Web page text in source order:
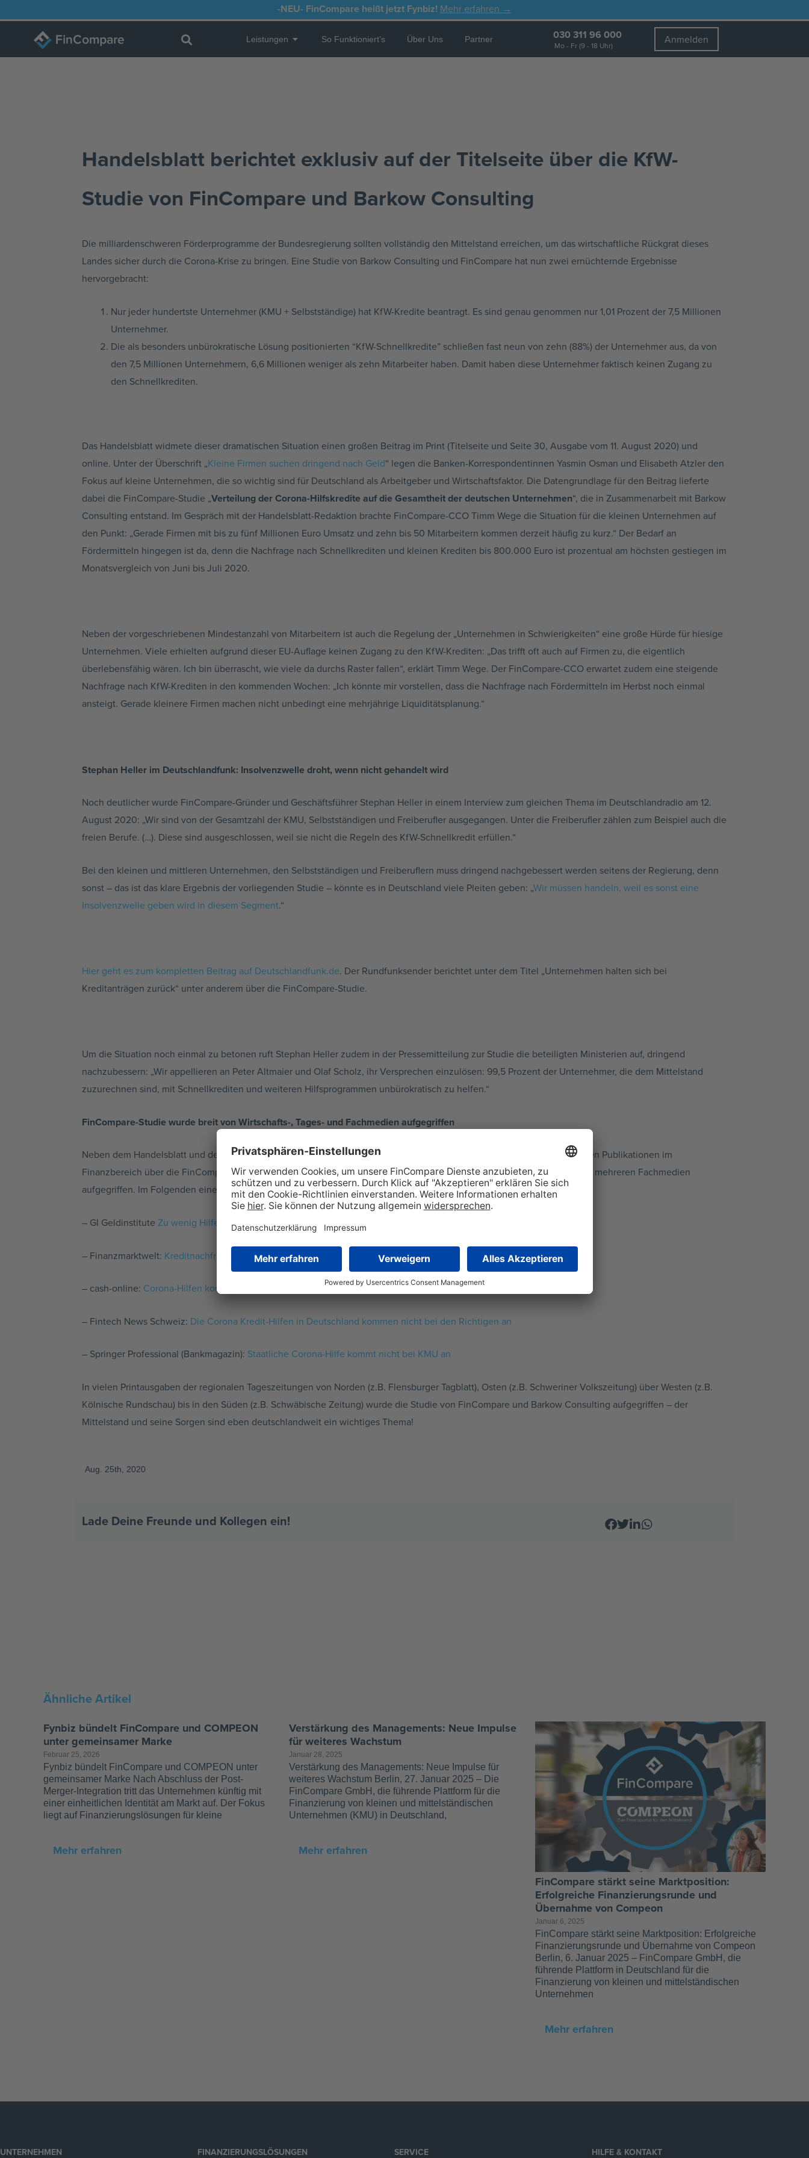
springen
-NEU-FinCompare heißt jetzt Fynbiz! Mehr erfahren →
Leistungen Open Leistungen
So Funktioniert’s Über Uns Partner 030 311 96 000
Mo - Fr (9 - 18 Uhr) Anmelden
Handelsblatt berichtet exklusiv auf der Titelseite über die KfW-
Studie von FinCompare und Barkow Consulting
Die milliardenschweren Förderprogramme der Bundesregierung sollten vollständig den Mittelstand erreichen, um das wirtschaftliche Rückgrat dieses
Landes sicher durch die Corona-Krise zu bringen. Eine Studie von Barkow Consulting und FinCompare hat nun zwei ernüchternde Ergebnisse
hervorgebracht:
Nur jeder hundertste Unternehmer (KMU + Selbstständige) hat KfW-Kredite beantragt. Es sind genau genommen nur 1,01 Prozent der 7,5 Millionen
Unternehmer.
Die als besonders unbürokratische Lösung positionierten “KfW-Schnellkredite” schließen fast neun von zehn (88%) der Unternehmer aus, da von
den 7,5 Millionen Unternehmern, 6,6 Millionen weniger als zehn Mitarbeiter haben. Damit haben diese Unternehmer faktisch keinen Zugang zu
den Schnellkrediten.
Das Handelsblatt widmete dieser dramatischen Situation einen großen Beitrag im Print (Titelseite und Seite 30, Ausgabe vom 11. August 2020) und
online. Unter der Überschrift „Kleine Firmen suchen dringend nach Geld“ legen die Banken-Korrespondentinnen Yasmin Osman und Elisabeth Atzler den
Fokus auf kleine Unternehmen, die so wichtig sind für Deutschland als Arbeitgeber und Wirtschaftsfaktor. Die Datengrundlage für den Beitrag lieferte
dabei die FinCompare-Studie „Verteilung der Corona-Hilfskredite auf die Gesamtheit der deutschen Unternehmen“, die in Zusammenarbeit mit Barkow
Consulting entstand. Im Gespräch mit der Handelsblatt-Redaktion brachte FinCompare-CCO Timm Wege die Situation für die kleinen Unternehmen auf
den Punkt: „Gerade Firmen mit bis zu fünf Millionen Euro Umsatz und zehn bis 50 Mitarbeitern kommen derzeit häufig zu kurz.“ Der Bedarf an
Fördermitteln hingegen ist da, denn die Nachfrage nach Schnellkrediten und kleinen Krediten bis 800.000 Euro ist prozentual am höchsten gestiegen im
Monatsvergleich von Juni bis Juli 2020.
Neben der vorgeschriebenen Mindestanzahl von Mitarbeitern ist auch die Regelung der „Unternehmen in Schwierigkeiten“ eine große Hürde für hiesige
Unternehmen. Viele erhielten aufgrund dieser EU-Auflage keinen Zugang zu den KfW-Krediten: „Das trifft oft auch auf Firmen zu, die eigentlich
überlebensfähig wären. Ich bin überrascht, wie viele da durchs Raster fallen“, erklärt Timm Wege. Der FinCompare-CCO erwartet zudem eine steigende
Nachfrage nach KfW-Krediten in den kommenden Wochen: „Ich könnte mir vorstellen, dass die Nachfrage nach Fördermitteln im Herbst noch einmal
ansteigt. Gerade kleinere Firmen machen nicht unbedingt eine mehrjährige Liquiditätsplanung.“
Stephan Heller im Deutschlandfunk: Insolvenzwelle droht, wenn nicht gehandelt wird
Noch deutlicher wurde FinCompare-Gründer und Geschäftsführer Stephan Heller in einem Interview zum gleichen Thema im Deutschlandradio am 12.
August 2020: „Wir sind von der Gesamtzahl der KMU, Selbstständigen und Freiberufler ausgegangen. Unter die Freiberufler zählen zum Beispiel auch die
freien Berufe. (…). Diese sind ausgeschlossen, weil sie nicht die Regeln des KfW-Schnellkredit erfüllen.“
Bei den kleinen und mittleren Unternehmen, den Selbstständigen und Freiberuflern muss dringend nachgebessert werden seitens der Regierung, denn
sonst – das ist das klare Ergebnis der vorliegenden Studie – könnte es in Deutschland viele Pleiten geben: „Wir müssen handeln, weil es sonst eine
Insolvenzwelle geben wird in diesem Segment.“
Hier geht es zum kompletten Beitrag auf Deutschlandfunk.de. Der Rundfunksender berichtet unter dem Titel „Unternehmen halten sich bei
Kreditanträgen zurück“ unter anderem über die FinCompare-Studie.
Um die Situation noch einmal zu betonen ruft Stephan Heller zudem in der Pressemitteilung zur Studie die beteiligten Ministerien auf, dringend
nachzubessern: „Wir appellieren an Peter Altmaier und Olaf Scholz, ihr Versprechen einzulösen: 99,5 Prozent der Unternehmer, die dem Mittelstand
zuzurechnen sind, mit Schnellkrediten und weiteren Hilfsprogrammen unbürokratisch zu helfen.“
FinCompare-Studie wurde breit von Wirtschafts-, Tages- und Fachmedien aufgegriffen
Neben dem Handelsblatt und dem Deutschlandfunk berichtete auch die renommierte Börsen-Zeitung, eine der wichtigsten Publikationen im
Finanzbereich über die FinCompare-Studie. Zusätzlich wurde die Studie in vielen Tageszeitungen deutschlandweit sowie mehreren Fachmedien
aufgegriffen. Im Folgenden eine Auswahl an Fachportalen, die berichtet haben:
– GI Geldinstitute Zu wenig Hilfe für den Mittelstand
– Finanzmarktwelt: Kreditnachfrage: Banken vorsichtiger, viele Unternehmer von Schnellkrediten ausgeschlossen
– cash-online: Corona-Hilfen kommen nicht im Mittelstand an
– Fintech News Schweiz: Die Corona Kredit-Hilfen in Deutschland kommen nicht bei den Richtigen an
– Springer Professional (Bankmagazin): Staatliche Corona-Hilfe kommt nicht bei KMU an
In vielen Printausgaben der regionalen Tageszeitungen von Norden (z.B. Flensburger Tagblatt), Osten (z.B. Schweriner Volkszeitung) über Westen (z.B.
Kölnische Rundschau) bis in den Süden (z.B. Schwäbische Zeitung) wurde die Studie von FinCompare und Barkow Consulting aufgegriffen – der
Mittelstand und seine Sorgen sind eben deutschlandweit ein wichtiges Thema!
Aug. 25th, 2020
Lade Deine Freunde und Kollegen ein!
Ähnliche Artikel
Fynbiz bündelt FinCompare und COMPEON
unter gemeinsamer Marke
Februar 25, 2026
Fynbiz bündelt FinCompare und COMPEON unter
gemeinsamer Marke Nach Abschluss der Post-
Merger-Integration tritt das Unternehmen künftig mit
einer einheitlichen Identität am Markt auf. Der Fokus
liegt auf Finanzierungslösungen für kleine
Mehr erfahren
Verstärkung des Managements: Neue Impulse
für weiteres Wachstum
Januar 28, 2025
Verstärkung des Managements: Neue Impulse für
weiteres Wachstum Berlin, 27. Januar 2025 – Die
FinCompare GmbH, die führende Plattform für die
Finanzierung von kleinen und mittelständischen
Unternehmen (KMU) in Deutschland,
Mehr erfahren
FinCompare stärkt seine Marktposition:
Erfolgreiche Finanzierungsrunde und
Übernahme von Compeon
Januar 6, 2025
FinCompare stärkt seine Marktposition: Erfolgreiche
Finanzierungsrunde und Übernahme von Compeon
Berlin, 6. Januar 2025 – FinCompare GmbH, die
führende Plattform in Deutschland für die
Finanzierung von kleinen und mittelständischen
Unternehmen
Mehr erfahren
UNTERNEHMEN FINANZIERUNGSLÖSUNGEN SERVICE HILFE & KONTAKT